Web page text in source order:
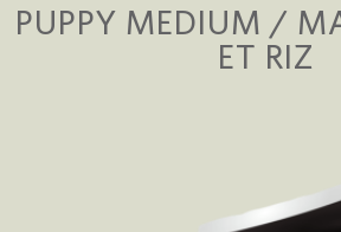
PUPPY MEDIUM /
ET RIZ